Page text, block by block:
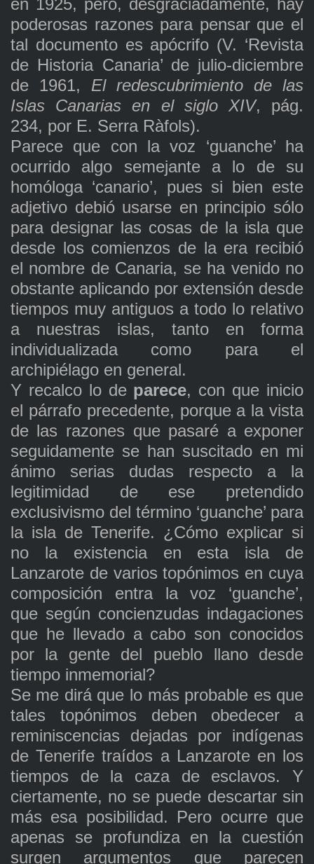
en 1925, pero, desgraciadamente, hay
poderosas razones para pensar que el
tal documento es apócrifo (V. ‘Revista
de Historia Canaria’ de julio-diciembre
de 1961, El redescubrimiento de las
Islas Canarias en el siglo XIV, pág.
234, por E. Serra Ràfols).
Parece que con la voz ‘guanche’ ha
ocurrido algo semejante a lo de su
homóloga ‘canario’, pues si bien este
adjetivo debió usarse en principio sólo
para designar las cosas de la isla que
desde los comienzos de la era recibió
el nombre de Canaria, se ha venido no
obstante aplicando por extensión desde
tiempos muy antiguos a todo lo relativo
a nuestras islas, tanto en forma
individualizada como para el
archipiélago en general.
Y recalco lo de parece, con que inicio
el párrafo precedente, porque a la vista
de las razones que pasaré a exponer
seguidamente se han suscitado en mi
ánimo serias dudas respecto a la
legitimidad de ese pretendido
exclusivismo del término ‘guanche’ para
la isla de Tenerife. ¿Cómo explicar si
no la existencia en esta isla de
Lanzarote de varios topónimos en cuya
composición entra la voz ‘guanche’,
que según concienzudas indagaciones
que he llevado a cabo son conocidos
por la gente del pueblo llano desde
tiempo inmemorial?
Se me dirá que lo más probable es que
tales topónimos deben obedecer a
reminiscencias dejadas por indígenas
de Tenerife traídos a Lanzarote en los
tiempos de la caza de esclavos. Y
ciertamente, no se puede descartar sin
más esa posibilidad. Pero ocurre que
apenas se profundiza en la cuestión
surgen argumentos que parecen